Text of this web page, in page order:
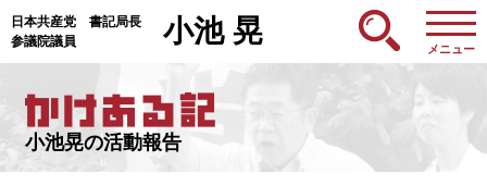
日本共産党 書記局長
参議院議員
小池 晃
メニュー
小池晃の活動報告